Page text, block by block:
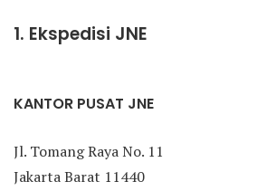
1. Ekspedisi JNE
KANTOR PUSAT JNE
Jl. Tomang Raya No. 11
Jakarta Barat 11440